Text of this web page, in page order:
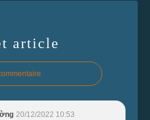
article
20/12/2022 10:53